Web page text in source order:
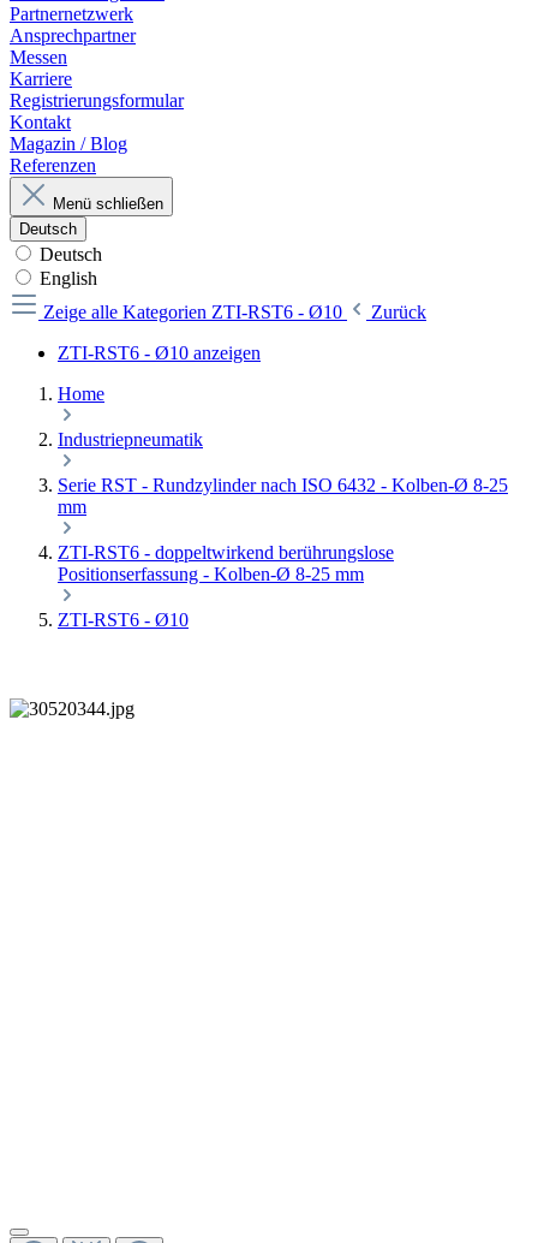
Partnernetzwerk
Ansprechpartner
Messen
Karriere
Registrierungsformular
Kontakt
Magazin / Blog
Referenzen
Menü schließen
Deutsch
Deutsch
English
Zeige alle Kategorien ZTI-RST6 - Ø10
Zurück
ZTI-RST6 - Ø10 anzeigen
Home
Industriepneumatik
Serie RST - Rundzylinder nach ISO 6432 - Kolben-Ø 8-25
mm
ZTI-RST6 - doppeltwirkend berührungslose
Positionserfassung - Kolben-Ø 8-25 mm
ZTI-RST6 - Ø10